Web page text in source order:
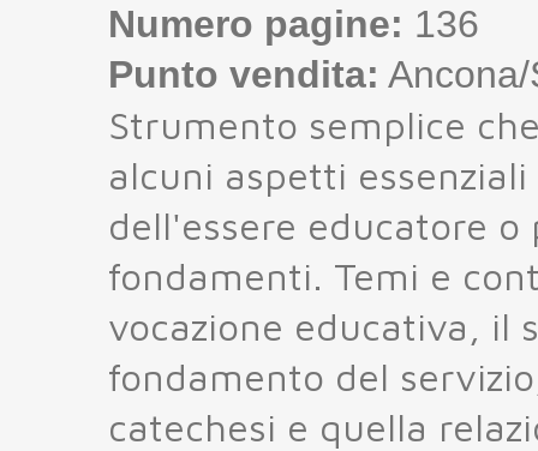
Numero pagine: 136
Punto vendita:
Strumento semplice
alcuni aspetti
dell'essere educatore
fondamenti. Temi e
vocazione educativa, il
fondamento del
catechesi e quella